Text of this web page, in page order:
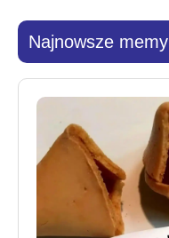
Najnowsze memy